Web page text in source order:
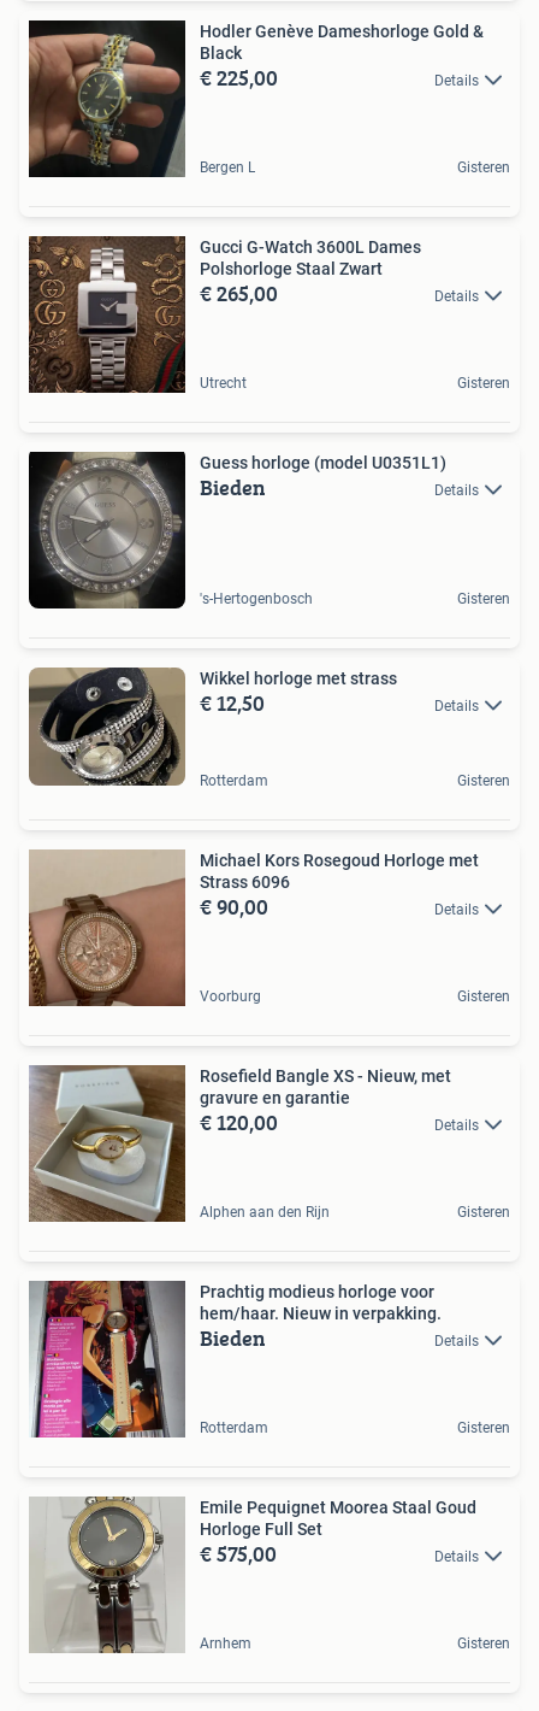
Hodler Genève Dameshorloge Gold &
Black
€ 225,00 Details
Bergen L Gisteren
Gucci G-Watch 3600L Dames
Polshorloge Staal Zwart
€ 265,00 Details
Utrecht Gisteren
Guess horloge (model U0351L1)
Bieden Details
's-Hertogenbosch Gisteren
Wikkel horloge met strass
€ 12,50 Details
Rotterdam Gisteren
Michael Kors Rosegoud Horloge met
Strass 6096
€ 90,00 Details
Voorburg Gisteren
Rosefield Bangle XS - Nieuw, met
gravure en garantie
€ 120,00 Details
Alphen aan den Rijn Gisteren
Prachtig modieus horloge voor
hem/haar. Nieuw in verpakking.
Bieden Details
Rotterdam Gisteren
Emile Pequignet Moorea Staal Goud
Horloge Full Set
€ 575,00 Details
Arnhem Gisteren